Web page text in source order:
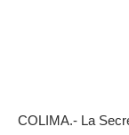
COLIMA.- La